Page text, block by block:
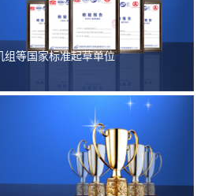
组等国家标准起草单位